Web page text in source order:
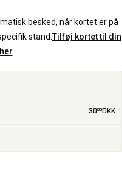
besked, når kortet er på
stand. Tilføj kortet til din
3000DKK